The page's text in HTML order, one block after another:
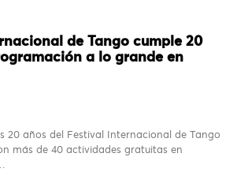
de Tango cumple 20
a lo grande en
20 años del Festival Internacional de Tango
más de 40 actividades gratuitas en